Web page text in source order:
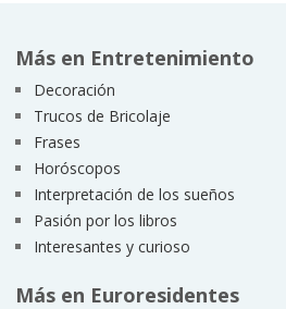
Más en Entretenimiento
Decoración
Trucos de Bricolaje
Frases
Horóscopos
Interpretación de los sueños
Pasión por los libros
Interesantes y curioso
Más en Euroresidentes